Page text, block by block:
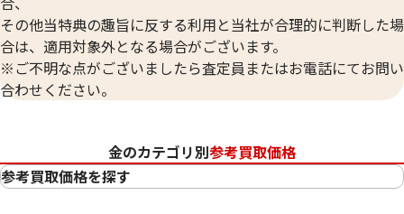
その他当特典の趣旨に反する利用と当社が合理的に判断した場
合は、適用対象外となる場合がございます。
※ご不明な点がございましたら査定員またはお電話にてお問い
合わせください。
金のカテゴリ別参考買取価格
参考買取価格を探す